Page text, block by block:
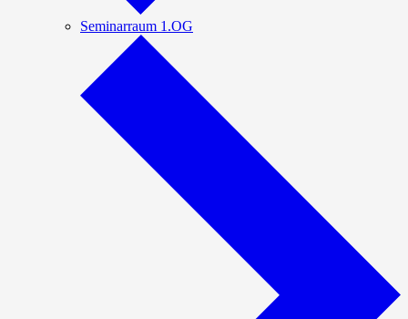
Seminarraum 1.OG